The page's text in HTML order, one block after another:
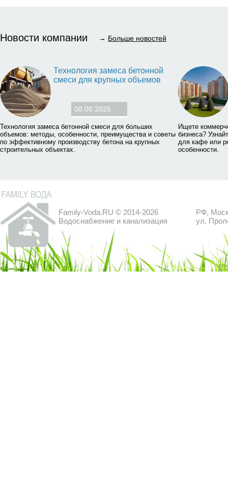
Новости компании → Больше новостей
Технология замеса бетонной
смеси для крупных объемов
08.08.2026
Технология замеса бетонной смеси для больших
объемов: методы, особенности, преимущества и советы
по эффективному производству бетона на крупных
строительных объектах.
Ищете
бизнеса?
для кафе или
особенности.
Family-Voda.RU © 2014-2026
Водоснабжение и канализация
РФ,
ул.